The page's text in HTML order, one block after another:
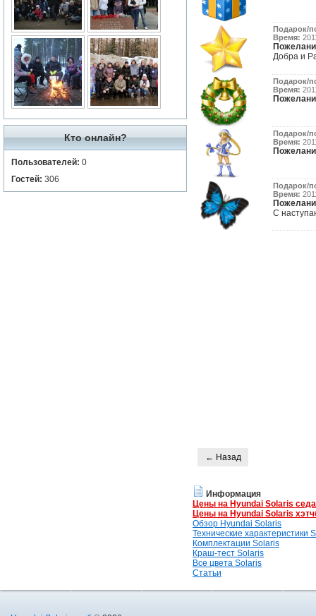
Кто онлайн?
Пользователей: 0
Гостей: 306
Подарок/
Время:
Добра и
Подарок/
Время:
Подарок/
Время:
Подарок/
Время:
С
← Назад
Информация
Цены на Hyundai Solaris
Цены на Hyundai Solaris
Обзор Hyundai Solaris
Технические характеристики
Комплектации Solaris
Краш-тест Solaris
Все цвета Solaris
Статьи